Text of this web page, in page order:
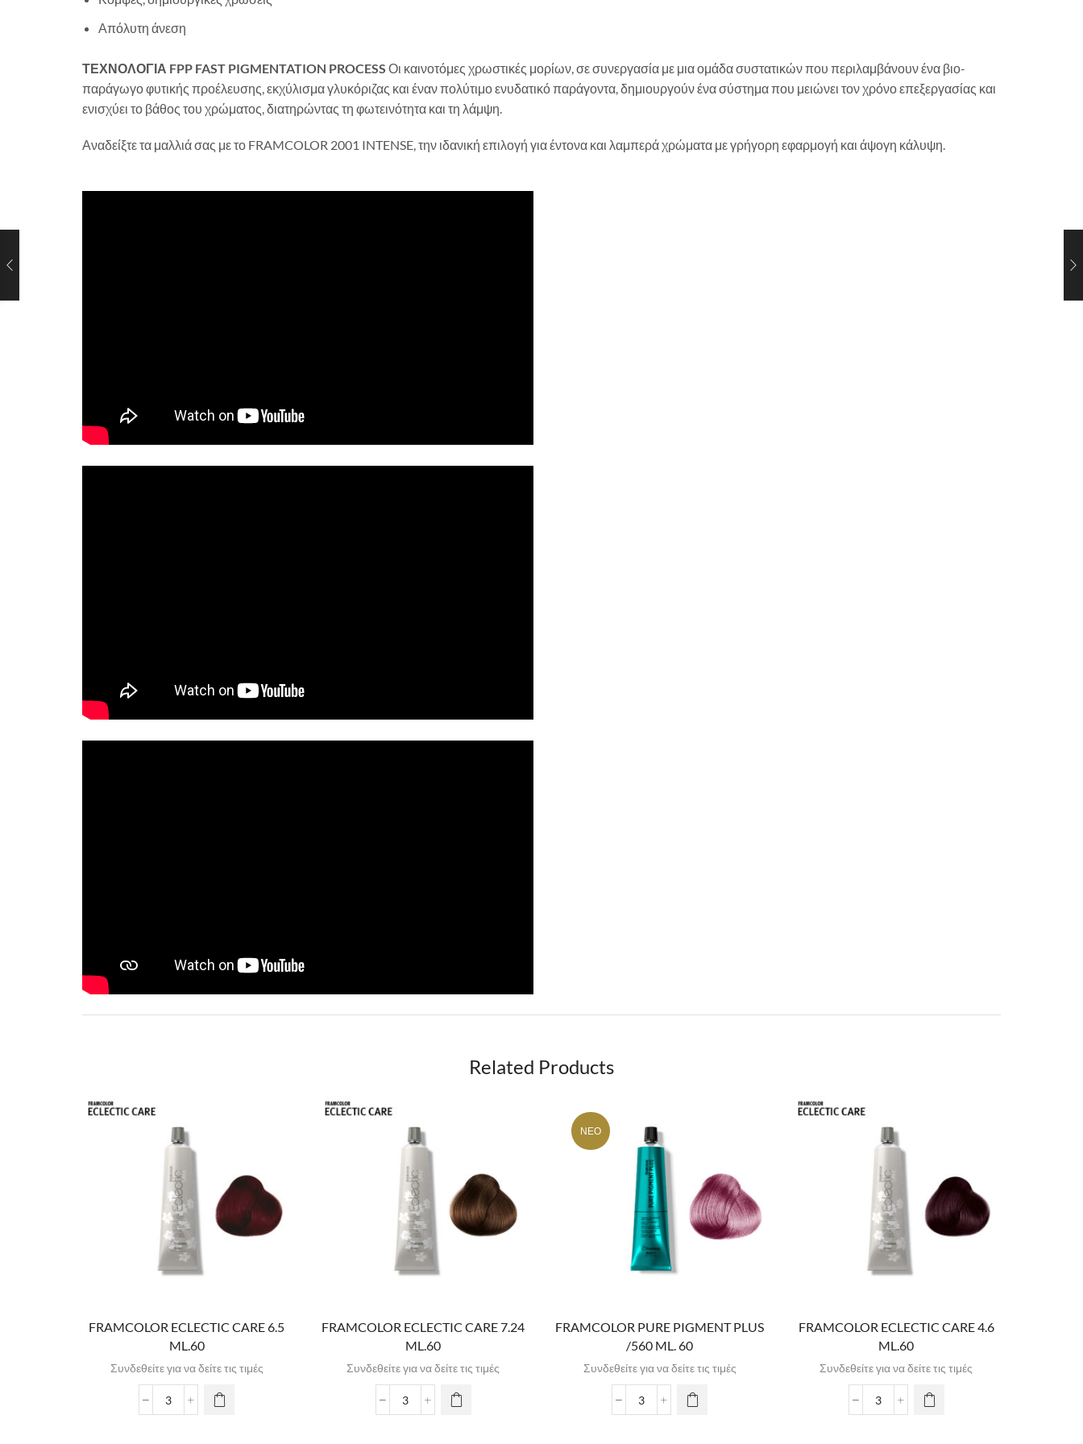
Απόλυτη άνεση
ΤΕΧΝΟΛΟΓΙΑ FPP FAST PIGMENTATION PROCESS Οι καινοτόμες χρωστικές μορίων, σε συνεργασία με μια ομάδα συστατικών που περιλαμβάνουν ένα βιο-
παράγωγο φυτικής προέλευσης, εκχύλισμα γλυκόριζας και έναν πολύτιμο ενυδατικό παράγοντα, δημιουργούν ένα σύστημα που μειώνει τον χρόνο επεξεργασίας και
ενισχύει το βάθος του χρώματος, διατηρώντας τη φωτεινότητα και τη λάμψη.
Αναδείξτε τα μαλλιά σας με το FRAMCOLOR 2001 INTENSE, την ιδανική επιλογή για έντονα και λαμπερά χρώματα με γρήγορη εφαρμογή και άψογη κάλυψη.
Related Products
FRAMCOLOR ECLECTIC CARE 6.5
ML.60
Συνδεθείτε για να δείτε τις τιμές
FRAMCOLOR ECLECTIC CARE 7.24
ML.60
Συνδεθείτε για να δείτε τις τιμές
ΝΈΟ
FRAMCOLOR PURE PIGMENT PLUS
/560 ML. 60
Συνδεθείτε για να δείτε τις τιμές
FRAMCOLOR ECLECTIC CARE 4.6
ML.60
Συνδεθείτε για να δείτε τις τιμές